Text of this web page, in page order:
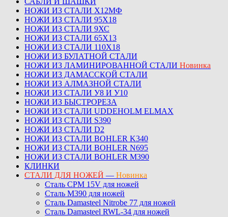
НОЖИ ИЗ СТАЛИ Х12МФ
НОЖИ ИЗ СТАЛИ 95Х18
НОЖИ ИЗ СТАЛИ 9ХС
НОЖИ ИЗ СТАЛИ 65Х13
НОЖИ ИЗ СТАЛИ 110Х18
НОЖИ ИЗ БУЛАТНОЙ СТАЛИ
НОЖИ ИЗ ЛАМИНИРОВАННОЙ СТАЛИ Новинка
НОЖИ ИЗ ДАМАССКОЙ СТАЛИ
НОЖИ ИЗ АЛМАЗНОЙ СТАЛИ
НОЖИ ИЗ СТАЛИ У8 И У10
НОЖИ ИЗ БЫСТРОРЕЗА
НОЖИ ИЗ СТАЛИ UDDEHOLM ELMAX
НОЖИ ИЗ СТАЛИ S390
НОЖИ ИЗ СТАЛИ D2
НОЖИ ИЗ СТАЛИ BOHLER K340
НОЖИ ИЗ СТАЛИ BOHLER N695
НОЖИ ИЗ СТАЛИ BOHLER M390
КЛИНКИ
СТАЛИ ДЛЯ НОЖЕЙ — Новинка
Сталь CPM 15V для ножей
Сталь M390 для ножей
Сталь Damasteel Nitrobe 77 для ножей
Сталь Damasteel RWL-34 для ножей